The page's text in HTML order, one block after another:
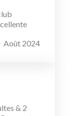
Août 2024
& 2